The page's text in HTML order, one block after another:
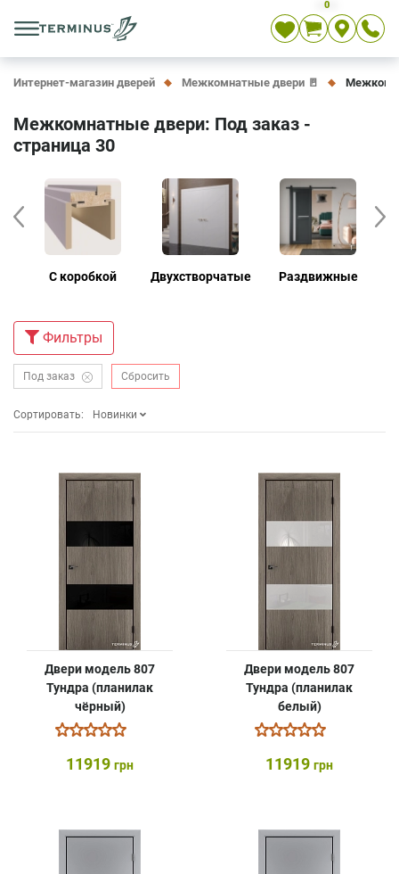
0
Интернет-магазин дверей Межкомнатные двери 🚪
Межкомнатные двери: Под заказ -
страница 30
С коробкой Двухстворчатые Раздвижные
Фильтры
Под заказ Сбросить
Сортировать: Новинки
Двери модель 807
Тундра (планилак
чёрный)
11919 грн
Двери модель 807
Тундра (планилак
белый)
11919 грн